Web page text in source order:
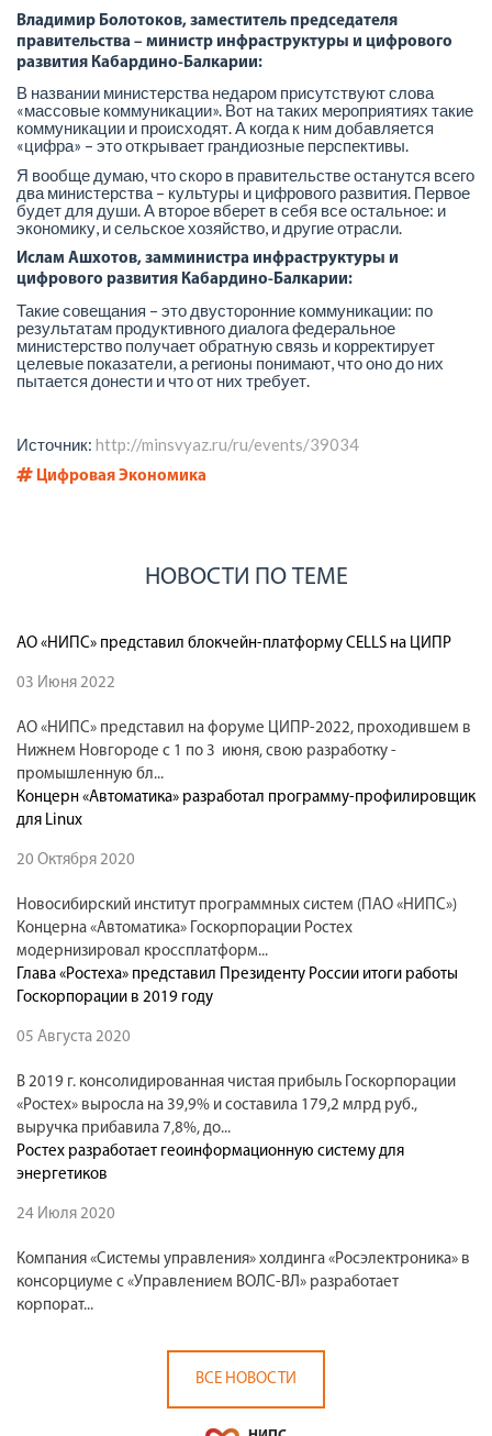
Владимир Болотоков, заместитель председателя
правительства – министр инфраструктуры и цифрового
развития Кабардино-Балкарии:
В названии министерства недаром присутствуют слова
«массовые коммуникации». Вот на таких мероприятиях такие
коммуникации и происходят. А когда к ним добавляется
«цифра» – это открывает грандиозные перспективы.
Я вообще думаю, что скоро в правительстве останутся всего
два министерства – культуры и цифрового развития. Первое
будет для души. А второе вберет в себя все остальное: и
экономику, и сельское хозяйство, и другие отрасли.
Ислам Ашхотов, замминистра инфраструктуры и
цифрового развития Кабардино-Балкарии:
Такие совещания – это двусторонние коммуникации: по
результатам продуктивного диалога федеральное
министерство получает обратную связь и корректирует
целевые показатели, а регионы понимают, что оно до них
пытается донести и что от них требует.
Источник: http://minsvyaz.ru/ru/events/39034
Цифровая Экономика
НОВОСТИ ПО ТЕМЕ
АО «НИПС» представил блокчейн-платформу CELLS на ЦИПР
03 Июня 2022
АО «НИПС» представил на форуме ЦИПР-2022, проходившем в
Нижнем Новгороде с 1 по 3 июня, свою разработку -
промышленную бл...
Концерн «Автоматика» разработал программу-профилировщик
для Linux
20 Октября 2020
Новосибирский институт программных систем (ПАО «НИПС»)
Концерна «Автоматика» Госкорпорации Ростех
модернизировал кроссплатформ...
Глава «Ростеха» представил Президенту России итоги работы
Госкорпорации в 2019 году
05 Августа 2020
В 2019 г. консолидированная чистая прибыль Госкорпорации
«Ростех» выросла на 39,9% и составила 179,2 млрд руб.,
выручка прибавила 7,8%, до...
Ростех разработает геоинформационную систему для
энергетиков
24 Июля 2020
Компания «Системы управления» холдинга «Росэлектроника» в
консорциуме с «Управлением ВОЛС-ВЛ» разработает
корпорат...
ВСЕ НОВОСТИ